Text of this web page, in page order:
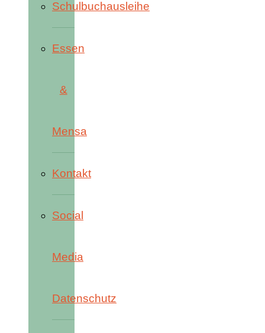
Schulbuchausleihe
Essen
&
Mensa
Kontakt
Social
Media
Datenschutz